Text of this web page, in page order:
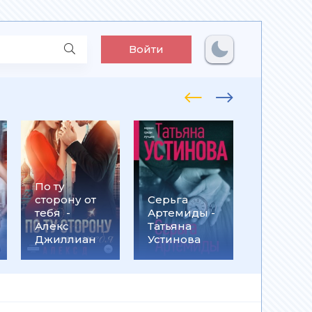
Войти
По ту
сторону от
тебя -
Алекс
Джиллиан
Серьга
Артемиды -
Татьяна
Устинова
на
- Ольга
Громыко